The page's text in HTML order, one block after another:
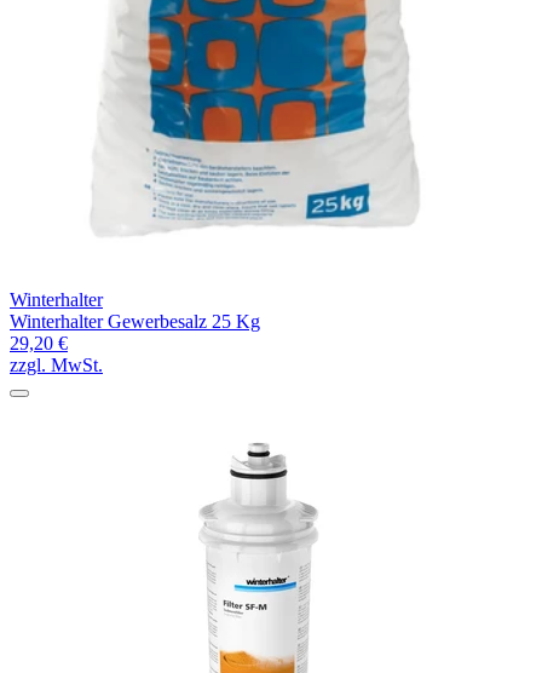
Winterhalter
Winterhalter Gewerbesalz 25 Kg
29,20 €
zzgl. MwSt.